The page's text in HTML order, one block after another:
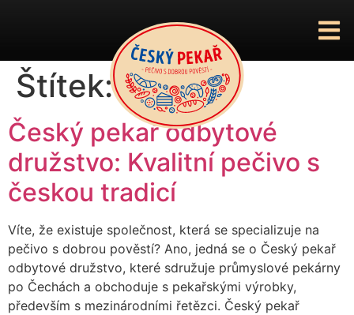
Štítek:pekárny
Český pekař odbytové
družstvo: Kvalitní pečivo s
českou tradicí
Víte, že existuje společnost, která se specializuje na
pečivo s dobrou pověstí? Ano, jedná se o Český pekař
odbytové družstvo, které sdružuje průmyslové pekárny
po Čechách a obchoduje s pekařskými výrobky,
především s mezinárodními řetězci. Český pekař